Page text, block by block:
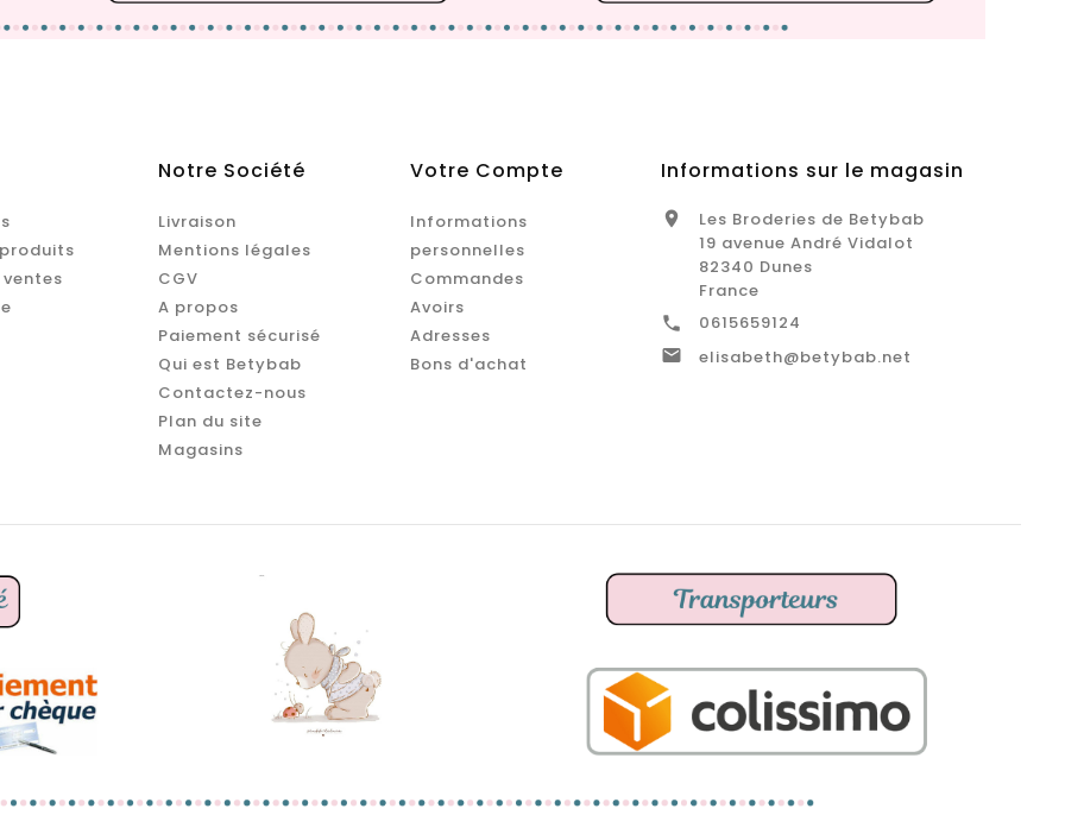
Notre Société
Livraison
Mentions légales
CGV
A propos
Paiement sécurisé
Qui est Betybab
Contactez-nous
Plan du site
Magasins
Votre Compte
Informations
personnelles
Commandes
Avoirs
Adresses
Bons d'achat
Informations sur le magasin

Les Broderies de Betybab
19 avenue André Vidalot
82340 Dunes
France
 0615659124
 elisabeth@betybab.net